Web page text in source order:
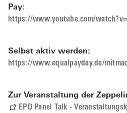
Pay:
https://www.youtube.com/
Selbst aktiv werden:
https://www.equalpayday.de/
Zur Veranstaltung der
EPD Panel Talk -